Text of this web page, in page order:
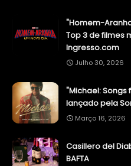
"Homem-
Top 3 de filmes
Ingresso.com
Julho 30, 2026
"Michael: Songs
lançado pela
Março 16, 2026
Casillero del
BAFTA